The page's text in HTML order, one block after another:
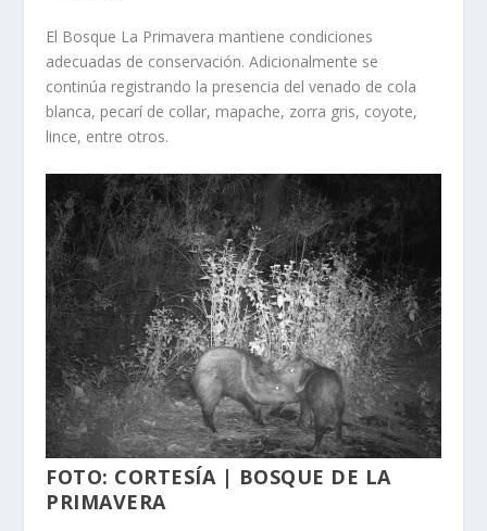
El Bosque La Primavera mantiene condiciones
adecuadas de conservación. Adicionalmente se
continúa registrando la presencia del venado de cola
blanca, pecarí de collar, mapache, zorra gris, coyote,
lince, entre otros.
FOTO: CORTESÍA | BOSQUE DE LA
PRIMAVERA